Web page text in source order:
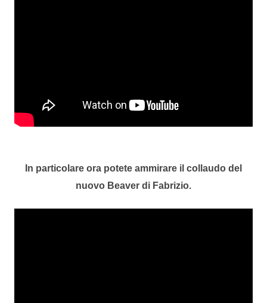
In particolare ora potete ammirare il collaudo del
nuovo Beaver di Fabrizio.